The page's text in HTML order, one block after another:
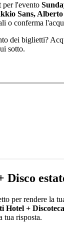
per l'evento
Sans,
o conferma
dei biglietti?
sotto.
per rendere la
Hotel +
tua risposta.